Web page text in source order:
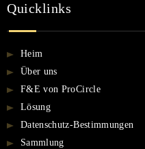
Quicklinks
Heim
Über uns
F&E von ProCircle
Lösung
Datenschutz-Bestimmungen
Sammlung